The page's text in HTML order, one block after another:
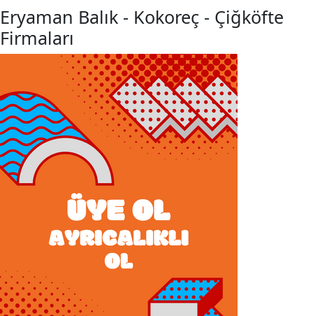
Eryaman Balık - Kokoreç - Çiğköfte
Firmaları